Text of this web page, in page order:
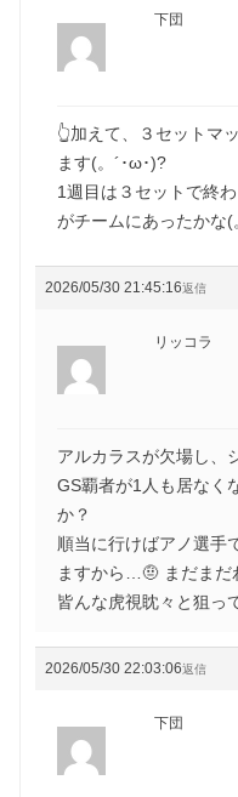
下団
👆加えて、３セットマ
ます(。´･ω･)?
1週目は３セットで終
がチームにあったかな
2026/05/30 21:45:16返信
リッコラ
アルカラスが欠場し、
GS覇者が1人も居なく
か？
順当に行けばアノ選手
ますから…🤨 まだまだ
皆んな虎視眈々と狙っ
2026/05/30 22:03:06返信
下団